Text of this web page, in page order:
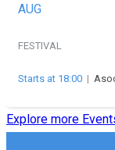
AUG
FESTIVAL
Starts at 18:00 |
Explore more